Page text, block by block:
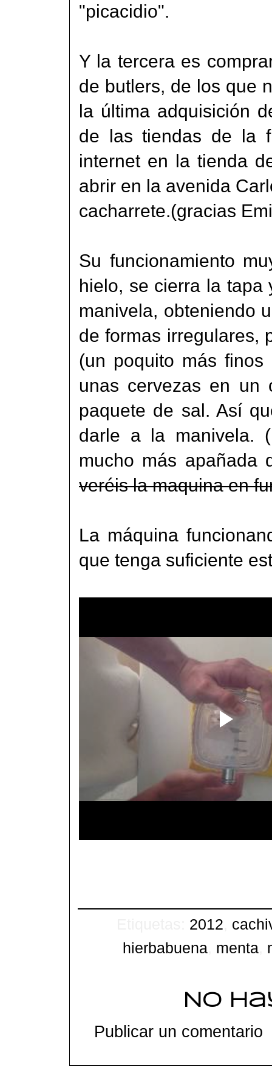
"picacidio".
Y la tercera es
de butlers, de los que
la última adquisición
de las tiendas de la
internet en la tienda
abrir en la avenida
cacharrete.(gracias
Su funcionamiento
hielo, se cierra la
manivela, obteniendo
de formas irregulares,
(un poquito más
unas cervezas en un
paquete de sal. Así
darle a la manivela.
mucho más
veréis la maquina en
La máquina
que tenga suficiente
2012
hierbabuena menta
No
Publicar un comentario